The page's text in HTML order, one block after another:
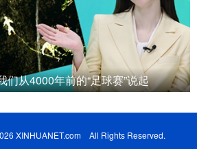
们从4000年前的“足球赛”说起
XINHUANET.com All Rights Reserved.